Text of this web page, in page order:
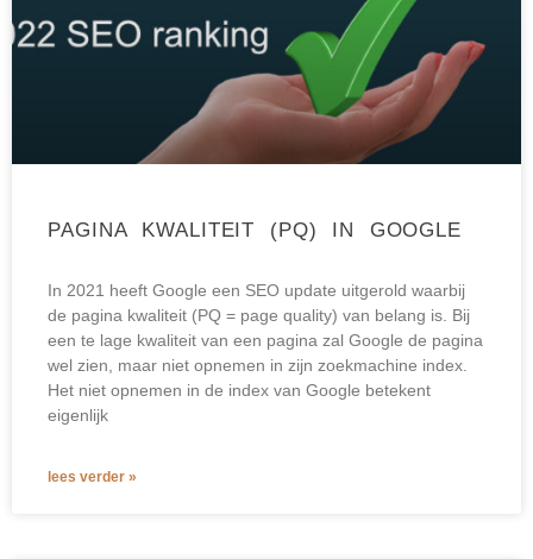
PAGINA KWALITEIT (PQ) IN GOOGLE
In 2021 heeft Google een SEO update uitgerold waarbij
de pagina kwaliteit (PQ = page quality) van belang is. Bij
een te lage kwaliteit van een pagina zal Google de pagina
wel zien, maar niet opnemen in zijn zoekmachine index.
Het niet opnemen in de index van Google betekent
eigenlijk
lees verder »